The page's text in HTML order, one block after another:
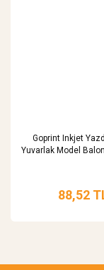
Goprint Inkjet
Yuvarlak Model
88,52